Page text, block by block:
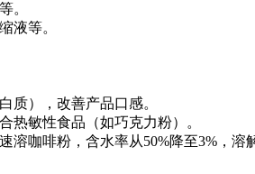
。
液等。
质），改善产品口感。
热敏性食品（如巧克力粉）。
咖啡粉，含水率从50%降至3%，溶